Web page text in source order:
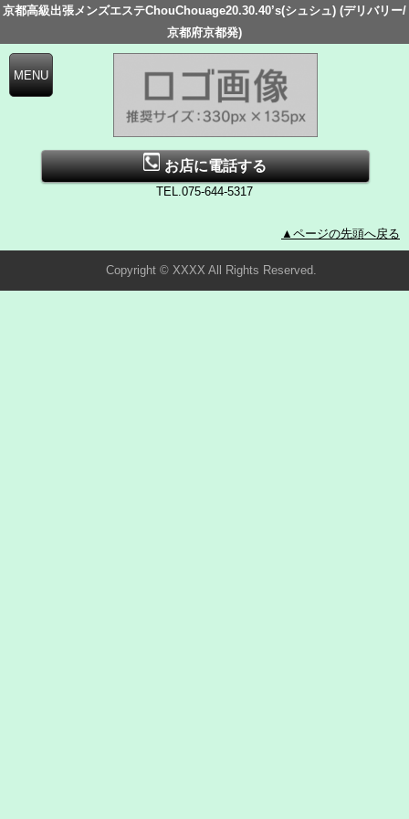
京都高級出張メンズエステChouChouage20.30.40’s(シュシュ) (デリバリー/
京都府京都発)
お店に電話する
TEL.075-644-5317
▲ページの先頭へ戻る
Copyright © XXXX All Rights Reserved.